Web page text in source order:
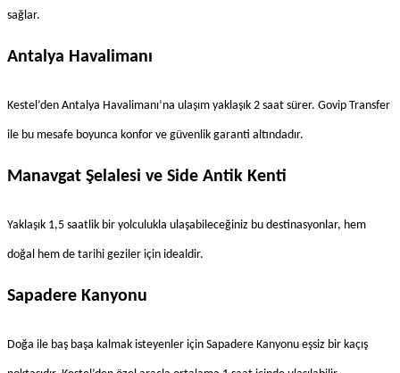
sağlar.
Antalya Havalimanı
Kestel’den Antalya Havalimanı’na ulaşım yaklaşık 2 saat sürer. Govip Transfer
ile bu mesafe boyunca konfor ve güvenlik garanti altındadır.
Manavgat Şelalesi ve Side Antik Kenti
Yaklaşık 1,5 saatlik bir yolculukla ulaşabileceğiniz bu destinasyonlar, hem
doğal hem de tarihi geziler için idealdir.
Sapadere Kanyonu
Doğa ile baş başa kalmak isteyenler için Sapadere Kanyonu eşsiz bir kaçış